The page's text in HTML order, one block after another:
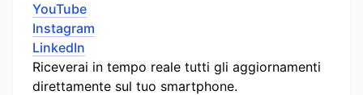
YouTube
Instagram
LinkedIn
Riceverai in tempo reale tutti gli aggiornamenti
direttamente sul tuo smartphone.